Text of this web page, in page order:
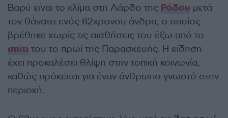
Βαρύ είναι το κλίμα στη Λάρδο της Ρόδου μετά
τον θάνατο ενός 62χρονου άνδρα, ο οποίος
βρέθηκε χωρίς τις αισθήσεις του έξω από το
σπίτι του το πρωί της Παρασκευής. Η είδηση
έχει προκαλέσει θλίψη στην τοπική κοινωνία,
καθώς πρόκειται για έναν άνθρωπο γνωστό στην
περιοχή.